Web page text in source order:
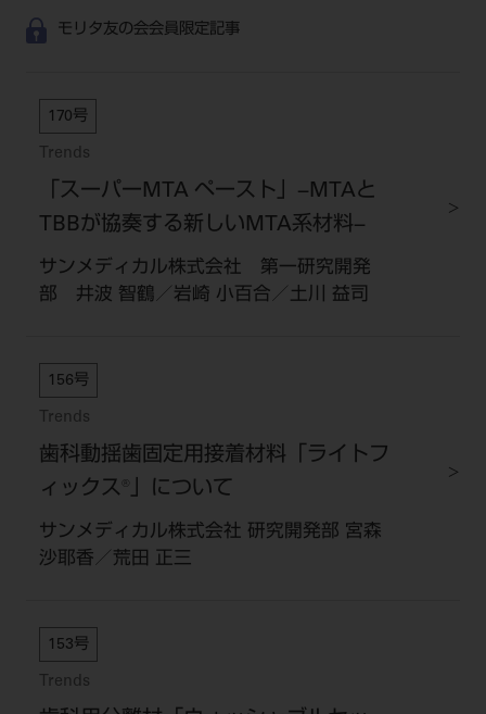
モリタ友の会会員限定記事
170号
Trends
「スーパーMTA ペースト」−MTAと
TBBが協奏する新しいMTA系材料−
サンメディカル株式会社 第一研究開発
部 井波 智鶴／岩崎 小百合／土川 益司
156号
Trends
歯科動揺歯固定用接着材料「ライトフ
ィックス®」について
サンメディカル株式会社 研究開発部 宮森
沙耶香／荒田 正三
153号
Trends